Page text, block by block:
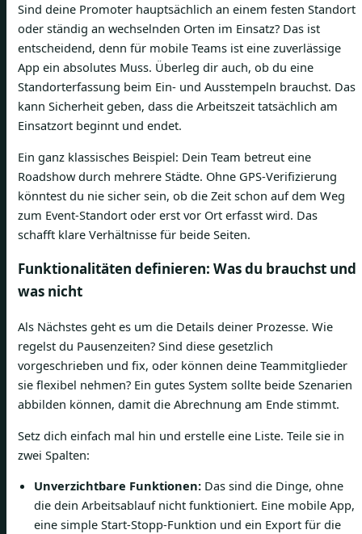
Sind deine Promoter hauptsächlich an einem festen Standort
oder ständig an wechselnden Orten im Einsatz? Das ist
entscheidend, denn für mobile Teams ist eine zuverlässige
App ein absolutes Muss. Überleg dir auch, ob du eine
Standorterfassung beim Ein- und Ausstempeln brauchst. Das
kann Sicherheit geben, dass die Arbeitszeit tatsächlich am
Einsatzort beginnt und endet.
Ein ganz klassisches Beispiel: Dein Team betreut eine
Roadshow durch mehrere Städte. Ohne GPS-Verifizierung
könntest du nie sicher sein, ob die Zeit schon auf dem Weg
zum Event-Standort oder erst vor Ort erfasst wird. Das
schafft klare Verhältnisse für beide Seiten.
Funktionalitäten definieren: Was du brauchst und
was nicht
Als Nächstes geht es um die Details deiner Prozesse. Wie
regelst du Pausenzeiten? Sind diese gesetzlich
vorgeschrieben und fix, oder können deine Teammitglieder
sie flexibel nehmen? Ein gutes System sollte beide Szenarien
abbilden können, damit die Abrechnung am Ende stimmt.
Setz dich einfach mal hin und erstelle eine Liste. Teile sie in
zwei Spalten:
Unverzichtbare Funktionen: Das sind die Dinge, ohne
die dein Arbeitsablauf nicht funktioniert. Eine mobile App,
eine simple Start-Stopp-Funktion und ein Export für die